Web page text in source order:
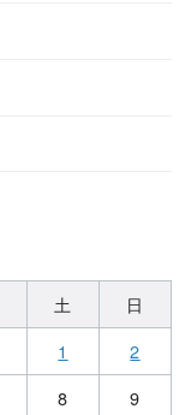
土
日
1
2
8
9